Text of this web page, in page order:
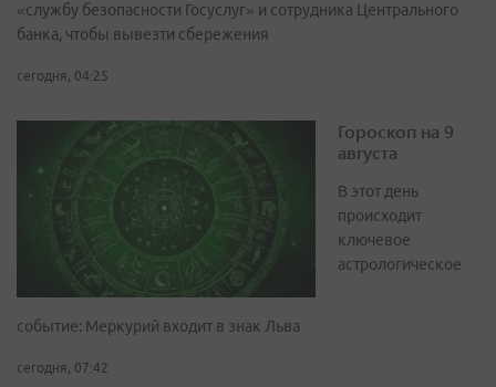
«службу безопасности Госуслуг» и сотрудника Центрального
банка, чтобы вывезти сбережения
сегодня, 04:25
Гороскоп на 9
августа
В этот день
происходит
ключевое
астрологическое
событие: Меркурий входит в знак Льва
сегодня, 07:42